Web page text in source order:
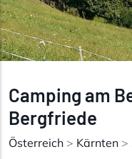
Camping am
Bergfriede
Österreich > Kärnten >